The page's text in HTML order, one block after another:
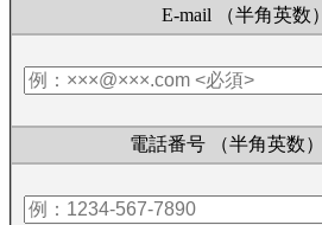
E-mail （半角英数）
電話番号 （半角英数）